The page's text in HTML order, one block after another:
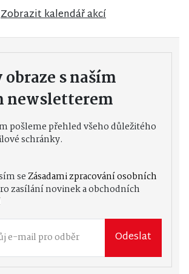
Zobrazit kalendář akcí
s naším
newsletterem
pošleme přehled všeho důležitého
schránky.
seZásadami zpracování osobních
zasílání novinek a obchodních
Odeslat